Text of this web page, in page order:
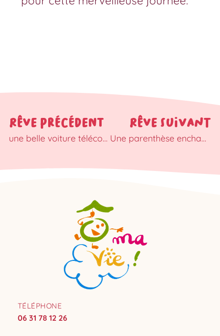
RÊVE PRÉCÉDENT
une belle voiture télécommandée pour Youssef
RÊVE SUIVANT
Une parenthèse enchantée pour Erwan et Kézian
TÉLÉPHONE
06 31 78 12 26